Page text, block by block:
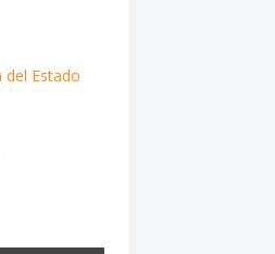
del Estado